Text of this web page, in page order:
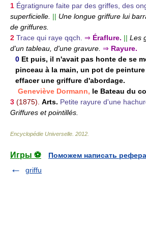
1 Égratignure faite par des griffes, des
superficielle. || Une longue griffure lui
de griffures.
2 Trace qui raye qqch. ⇒ Éraflure. || Les
d'un tableau, d'une gravure. ⇒ Rayure.
0 Et puis, il n'avait pas honte de se
pinceau à la main, un pot de
effacer une griffure d'abordage.
Geneviève Dormann, le Bateau du
3 (1875). Arts. Petite rayure d'une
Griffures et pointillés.
Encyclopédie Universelle 2012
Игры ⚽
Поможем написать
griffu